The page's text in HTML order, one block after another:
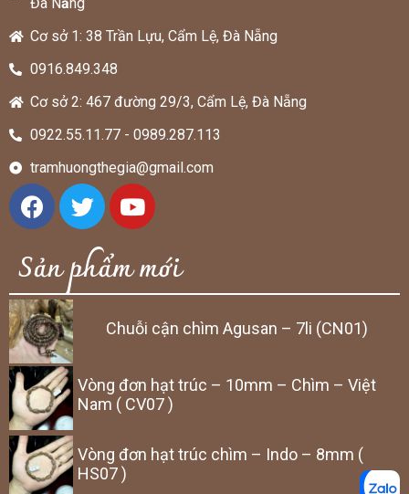
Cơ sở 1: 38 Trần Lựu, Cẩm Lệ, Đà Nẵng
0916.849.348
Cơ sở 2: 467 đường 29/3, Cẩm Lệ, Đà Nẵng
0922.55.11.77 - 0989.287.113
tramhuongthegia@gmail.com
Sản phẩm mới
Chuỗi cận chìm Agusan – 7li (CN01)
Vòng đơn hạt trúc – 10mm – Chìm – Việt
Nam ( CV07 )
Vòng đơn hạt trúc chìm – Indo – 8mm (
HS07 )